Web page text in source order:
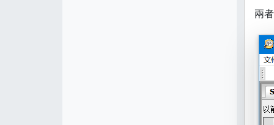
兩